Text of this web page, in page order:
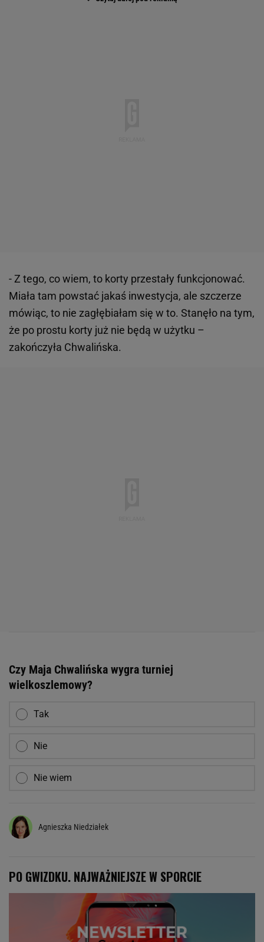
- Z tego, co wiem, to korty przestały funkcjonować.
Miała tam powstać jakaś inwestycja, ale szczerze
mówiąc, to nie zagłębiałam się w to. Stanęło na tym,
że po prostu korty już nie będą w użytku –
zakończyła Chwalińska.
Czy Maja Chwalińska wygra turniej
wielkoszlemowy?
Tak
Nie
Nie wiem
Agnieszka Niedziałek